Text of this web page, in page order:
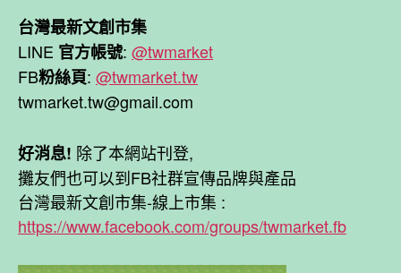
台灣最新文創市集
LINE 官方帳號: @twmarket
FB粉絲頁: @twmarket.tw
twmarket.tw@gmail.com
好消息! 除了本網站刊登,
攤友們也可以到FB社群宣傳品牌與產品
台灣最新文創市集-線上市集 :
https://www.facebook.com/groups/twmarket.fb